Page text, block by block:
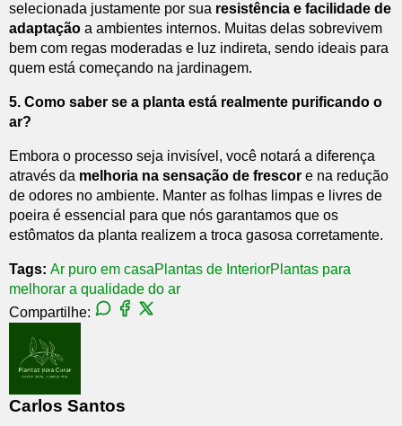
selecionada justamente por sua resistência e facilidade de
adaptação a ambientes internos. Muitas delas sobrevivem
bem com regas moderadas e luz indireta, sendo ideais para
quem está começando na jardinagem.
5. Como saber se a planta está realmente purificando o
ar?
Embora o processo seja invisível, você notará a diferença
através da melhoria na sensação de frescor e na redução
de odores no ambiente. Manter as folhas limpas e livres de
poeira é essencial para que nós garantamos que os
estômatos da planta realizem a troca gasosa corretamente.
Tags: Ar puro em casaPlantas de InteriorPlantas para
melhorar a qualidade do ar
Compartilhe:
Carlos Santos